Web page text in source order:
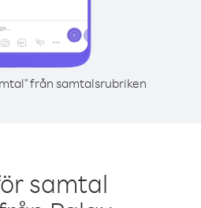
från samtalsrubriken
samtal